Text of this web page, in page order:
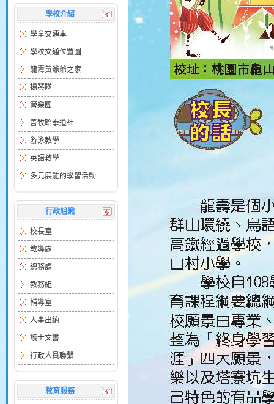
學校介紹
學童交通車
學校交通位置圖
龍壽黃爺爺之家
揚琴隊
管樂團
善牧跆拳道社
游泳教學
英語教學
多元展能的學習活動
行政組織
校長室
教導處
總務處
教務組
輔導室
人事出納
護士文書
行政人員聯繫
教育服務